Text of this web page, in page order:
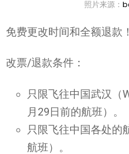
照片来源：
免费更改时间和全额退款！
改票/退款条件：
只限飞往中国武汉（
月29日前的航班）。
只限飞往中国各处的
航班）。